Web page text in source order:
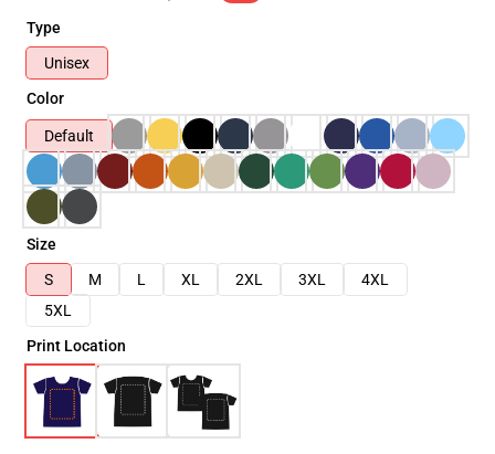
Type
Unisex
Color
Default
Size
S
M L XL 2XL 3XL
4XL
5XL
Print Location